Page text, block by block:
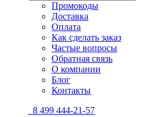
Промокоды
Доставка
Оплата
Как сделать заказ
Частые вопросы
Обратная связь
О компании
Блог
Контакты
8 499 444-21-57